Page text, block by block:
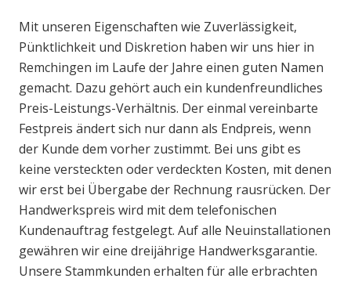
Mit unseren Eigenschaften wie Zuverlässigkeit,
Pünktlichkeit und Diskretion haben wir uns hier in
Remchingen im Laufe der Jahre einen guten Namen
gemacht. Dazu gehört auch ein kundenfreundliches
Preis-Leistungs-Verhältnis. Der einmal vereinbarte
Festpreis ändert sich nur dann als Endpreis, wenn
der Kunde dem vorher zustimmt. Bei uns gibt es
keine versteckten oder verdeckten Kosten, mit denen
wir erst bei Übergabe der Rechnung rausrücken. Der
Handwerkspreis wird mit dem telefonischen
Kundenauftrag festgelegt. Auf alle Neuinstallationen
gewähren wir eine dreijährige Handwerksgarantie.
Unsere Stammkunden erhalten für alle erbrachten